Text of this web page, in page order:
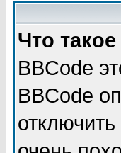
Что
BBCode
BBCode